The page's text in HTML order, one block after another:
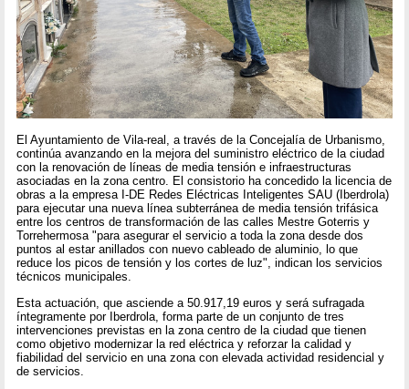
El Ayuntamiento de Vila-real, a través de la Concejalía de Urbanismo,
continúa avanzando en la mejora del suministro eléctrico de la ciudad
con la renovación de líneas de media tensión e infraestructuras
asociadas en la zona centro. El consistorio ha concedido la licencia de
obras a la empresa I-DE Redes Eléctricas Inteligentes SAU (Iberdrola)
para ejecutar una nueva línea subterránea de media tensión trifásica
entre los centros de transformación de las calles Mestre Goterris y
Torrehermosa "para asegurar el servicio a toda la zona desde dos
puntos al estar anillados con nuevo cableado de aluminio, lo que
reduce los picos de tensión y los cortes de luz", indican los servicios
técnicos municipales.
Esta actuación, que asciende a 50.917,19 euros y será sufragada
íntegramente por Iberdrola, forma parte de un conjunto de tres
intervenciones previstas en la zona centro de la ciudad que tienen
como objetivo modernizar la red eléctrica y reforzar la calidad y
fiabilidad del servicio en una zona con elevada actividad residencial y
de servicios.